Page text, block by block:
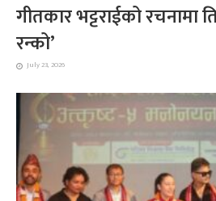
गीतकार भट्टराईको रचनामा
रन्को’
July 23, 2026